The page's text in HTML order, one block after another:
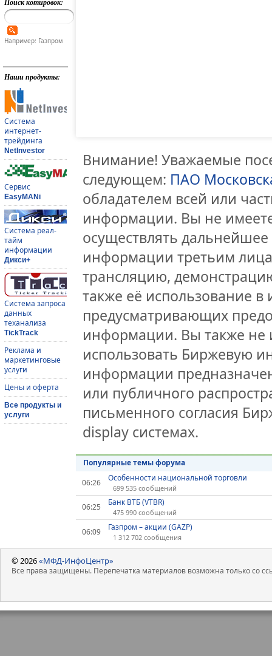
Поиск котировок:
Например: Газпром
Наши продукты:
Система
интернет-
трейдинга
NetInvestor
Сервис
EasyMANi
Система реал-
тайм
информации
Дикси+
Система запроса
данных
теханализа
TickTrack
Реклама и
маркетинговые
услуги
Цены и оферта
Все продукты и
услуги
Внимание! Уважаемые
следующем: ПАО
обладателем всей или
информации. Вы не
осуществлять
информации третьим
трансляцию,
также её использование
предусматривающих
информации. Вы также не
использовать Биржевую
информации
или публичного
письменного согласия
display системах.
Популярные темы форума
06:26
Особенности национальной торговли
699 535 сообщений
06:25 Банк ВТБ (VTBR)
475 990 сообщений
06:09 Газпром – акции (GAZP)
1 312 702 сообщения
© 2026«МФД-ИнфоЦентр»
Все права защищены. Перепечатка материалов возможна только со